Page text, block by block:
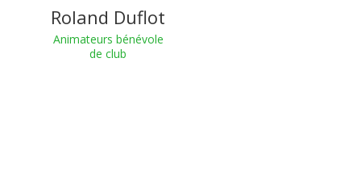
Roland Duflot
Animateurs bénévole
de club